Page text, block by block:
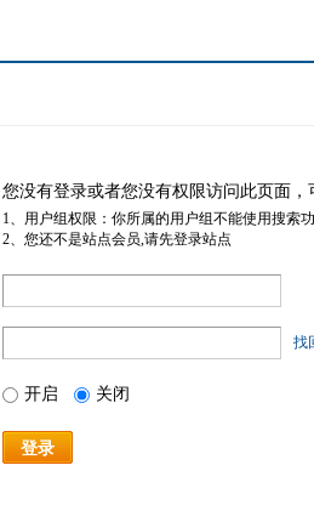
您没有登录或者您没有权限访问此页面
1、用户组权限：你所属的用户组不能使用搜索
2、您还不是站点会员,请先登录站点
找
开启 关闭
登录